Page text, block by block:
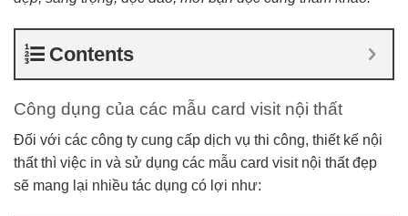
Contents
Công dụng của các mẫu card visit nội thất
Đối với các công ty cung cấp dịch vụ thi công, thiết kế nội
thất thì việc in và sử dụng các mẫu card visit nội thất đẹp
sẽ mang lại nhiều tác dụng có lợi như: